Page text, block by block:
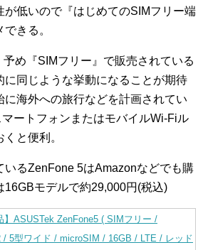
が低いので『はじめてのSIMフリー端
きる。
め『SIMフリー』で販売されている
に同じような挙動になることが期待
に海外への旅行などを計画されてい
ートフォンまたはモバイルWi-Fiル
と便利。
いるZenFone 5はAmazonなどでも購
16GBモデルで約29,000円(税込)
】ASUSTek ZenFone5 ( SIMフリー /
/ 5型ワイド / microSIM / 16GB / LTE / レッド